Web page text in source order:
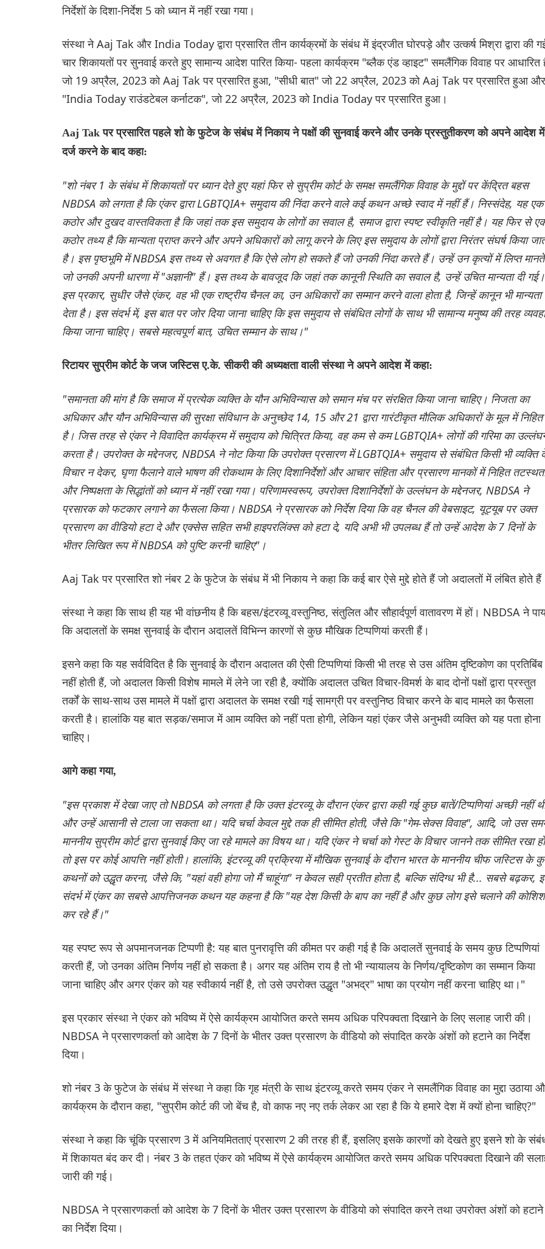
निर्देशों के दिशा-निर्देश 5 को ध्यान में नहीं रखा गया।
संस्था ने Aaj Tak और India Today द्वारा प्रसारित तीन कार्यक्रमों के संबंध में इंद्रजीत घोरपड़े और उत्कर्ष मिश्रा द्वारा की
चार शिकायतों पर सुनवाई करते हुए सामान्य आदेश पारित किया- पहला कार्यक्रम "ब्लैक एंड व्हाइट" समलैंगिक विवाह पर आधारित
जो 19 अप्रैल, 2023 को Aaj Tak पर प्रसारित हुआ, "सीधी बात" जो 22 अप्रैल, 2023 को Aaj Tak पर प्रसारित हुआ और
"India Today राउंडटेबल कर्नाटक", जो 22 अप्रैल, 2023 को India Today पर प्रसारित हुआ।
Aaj Tak पर प्रसारित पहले शो के फुटेज के संबंध में निकाय ने पक्षों की सुनवाई करने और उनके प्रस्तुतीकरण को अपने आदेश में
दर्ज करने के बाद कहा:
"शो नंबर 1 के संबंध में शिकायतों पर ध्यान देते हुए यहां फिर से सुप्रीम कोर्ट के समक्ष समलैंगिक विवाह के मुद्दों पर केंद्रित बहस
NBDSA को लगता है कि एंकर द्वारा LGBTQIA+ समुदाय की निंदा करने वाले कई कथन अच्छे स्वाद में नहीं हैं। निस्संदेह, यह एक
कठोर और दुखद वास्तविकता है कि जहां तक इस समुदाय के लोगों का सवाल है, समाज द्वारा स्पष्ट स्वीकृति नहीं है। यह फिर से
कठोर तथ्य है कि मान्यता प्राप्त करने और अपने अधिकारों को लागू करने के लिए इस समुदाय के लोगों द्वारा निरंतर संघर्ष किया
है। इस पृष्ठभूमि में NBDSA इस तथ्य से अवगत है कि ऐसे लोग हो सकते हैं जो उनकी निंदा करते हैं। उन्हें उन कृत्यों में लिप्त
जो उनकी अपनी धारणा में "अज्ञानी" हैं। इस तथ्य के बावजूद कि जहां तक कानूनी स्थिति का सवाल है, उन्हें उचित मान्यता दी गई।
इस प्रकार, सुधीर जैसे एंकर, वह भी एक राष्ट्रीय चैनल का, उन अधिकारों का सम्मान करने वाला होता है, जिन्हें कानून भी मान्यता
देता है। इस संदर्भ में, इस बात पर जोर दिया जाना चाहिए कि इस समुदाय से संबंधित लोगों के साथ भी सामान्य मनुष्य की तरह
किया जाना चाहिए। सबसे महत्वपूर्ण बात, उचित सम्मान के साथ।"
रिटायर सुप्रीम कोर्ट के जज जस्टिस ए.के. सीकरी की अध्यक्षता वाली संस्था ने अपने आदेश में कहा:
"समानता की मांग है कि समाज में प्रत्येक व्यक्ति के यौन अभिविन्यास को समान मंच पर संरक्षित किया जाना चाहिए। निजता का
अधिकार और यौन अभिविन्यास की सुरक्षा संविधान के अनुच्छेद 14, 15 और 21 द्वारा गारंटीकृत मौलिक अधिकारों के मूल में निहित
है। जिस तरह से एंकर ने विवादित कार्यक्रम में समुदाय को चित्रित किया, वह कम से कम LGBTQIA+ लोगों की गरिमा का
करता है। उपरोक्त के मद्देनजर, NBDSA ने नोट किया कि उपरोक्त प्रसारण में LGBTQIA+ समुदाय से संबंधित किसी भी व्यक्ति
विचार न देकर, घृणा फैलाने वाले भाषण की रोकथाम के लिए दिशानिर्देशों और आचार संहिता और प्रसारण मानकों में निहित
और निष्पक्षता के सिद्धांतों को ध्यान में नहीं रखा गया। परिणामस्वरूप, उपरोक्त दिशानिर्देशों के उल्लंघन के मद्देनजर, NBDSA ने
प्रसारक को फटकार लगाने का फैसला किया। NBDSA ने प्रसारक को निर्देश दिया कि वह चैनल की वेबसाइट, यूट्यूब पर उक्त
प्रसारण का वीडियो हटा दे और एक्सेस सहित सभी हाइपरलिंक्स को हटा दे, यदि अभी भी उपलब्ध हैं तो उन्हें आदेश के 7 दिनों के
भीतर लिखित रूप में NBDSA को पुष्टि करनी चाहिए"।
Aaj Tak पर प्रसारित शो नंबर 2 के फुटेज के संबंध में भी निकाय ने कहा कि कई बार ऐसे मुद्दे होते हैं जो अदालतों में लंबित होते हैं
संस्था ने कहा कि साथ ही यह भी वांछनीय है कि बहस/इंटरव्यू वस्तुनिष्ठ, संतुलित और सौहार्दपूर्ण वातावरण में हों। NBDSA ने
कि अदालतों के समक्ष सुनवाई के दौरान अदालतें विभिन्न कारणों से कुछ मौखिक टिप्पणियां करती हैं।
इसने कहा कि यह सर्वविदित है कि सुनवाई के दौरान अदालत की ऐसी टिप्पणियां किसी भी तरह से उस अंतिम दृष्टिकोण का प्रतिबिंब
नहीं होती हैं, जो अदालत किसी विशेष मामले में लेने जा रही है, क्योंकि अदालत उचित विचार-विमर्श के बाद दोनों पक्षों द्वारा प्रस्तुत
तर्कों के साथ-साथ उस मामले में पक्षों द्वारा अदालत के समक्ष रखी गई सामग्री पर वस्तुनिष्ठ विचार करने के बाद मामले का फैसला
करती है। हालांकि यह बात सड़क/समाज में आम व्यक्ति को नहीं पता होगी, लेकिन यहां एंकर जैसे अनुभवी व्यक्ति को यह पता होना
चाहिए।
आगे कहा गया,
"इस प्रकाश में देखा जाए तो NBDSA को लगता है कि उक्त इंटरव्यू के दौरान एंकर द्वारा कही गई कुछ बातें/टिप्पणियां अच्छी नहीं
और उन्हें आसानी से टाला जा सकता था। यदि चर्चा केवल मुद्दे तक ही सीमित होती, जैसे कि "गेम-सेक्स विवाह", आदि, जो उस
माननीय सुप्रीम कोर्ट द्वारा सुनवाई किए जा रहे मामले का विषय था। यदि एंकर ने चर्चा को गेस्ट के विचार जानने तक सीमित रखा
तो इस पर कोई आपत्ति नहीं होती। हालांकि, इंटरव्यू की प्रक्रिया में मौखिक सुनवाई के दौरान भारत के माननीय चीफ जस्टिस के
कथनों को उद्धृत करना, जैसे कि, "यहां वही होगा जो मैं चाहूंगा" न केवल सही प्रतीत होता है, बल्कि संदिग्ध भी है... सबसे बढ़कर,
संदर्भ में एंकर का सबसे आपत्तिजनक कथन यह कहना है कि "यह देश किसी के बाप का नहीं है और कुछ लोग इसे चलाने की कोशिश
कर रहे हैं।"
यह स्पष्ट रूप से अपमानजनक टिप्पणी है: यह बात पुनरावृत्ति की कीमत पर कही गई है कि अदालतें सुनवाई के समय कुछ टिप्पणियां
करती हैं, जो उनका अंतिम निर्णय नहीं हो सकता है। अगर यह अंतिम राय है तो भी न्यायालय के निर्णय/दृष्टिकोण का सम्मान किया
जाना चाहिए और अगर एंकर को यह स्वीकार्य नहीं है, तो उसे उपरोक्त उद्धृत "अभद्र" भाषा का प्रयोग नहीं करना चाहिए था।"
इस प्रकार संस्था ने एंकर को भविष्य में ऐसे कार्यक्रम आयोजित करते समय अधिक परिपक्वता दिखाने के लिए सलाह जारी की।
NBDSA ने प्रसारणकर्ता को आदेश के 7 दिनों के भीतर उक्त प्रसारण के वीडियो को संपादित करके अंशों को हटाने का निर्देश
दिया।
शो नंबर 3 के फुटेज के संबंध में संस्था ने कहा कि गृह मंत्री के साथ इंटरव्यू करते समय एंकर ने समलैंगिक विवाह का मुद्दा उठाया
कार्यक्रम के दौरान कहा, "सुप्रीम कोर्ट की जो बेंच है, वो काफ नए नए तर्क लेकर आ रहा है कि ये हमारे देश में क्यों होना चाहिए?"
संस्था ने कहा कि चूंकि प्रसारण 3 में अनियमितताएं प्रसारण 2 की तरह ही हैं, इसलिए इसके कारणों को देखते हुए इसने शो के
में शिकायत बंद कर दी। नंबर 3 के तहत एंकर को भविष्य में ऐसे कार्यक्रम आयोजित करते समय अधिक परिपक्वता दिखाने की
जारी की गई।
NBDSA ने प्रसारणकर्ता को आदेश के 7 दिनों के भीतर उक्त प्रसारण के वीडियो को संपादित करने तथा उपरोक्त अंशों को हटाने
का निर्देश दिया।